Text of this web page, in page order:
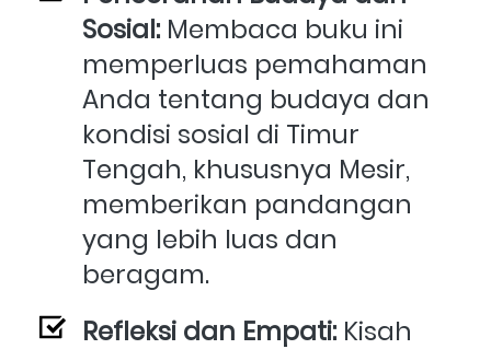
Sosial: Membaca buku ini
memperluas pemahaman
Anda tentang budaya dan
kondisi sosial di Timur
Tengah, khususnya Mesir,
memberikan pandangan
yang lebih luas dan
beragam.
Refleksi dan Empati: Kisah